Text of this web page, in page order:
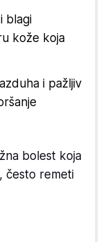
blagi
kože koja
i pažljiv
bolest koja
često remeti